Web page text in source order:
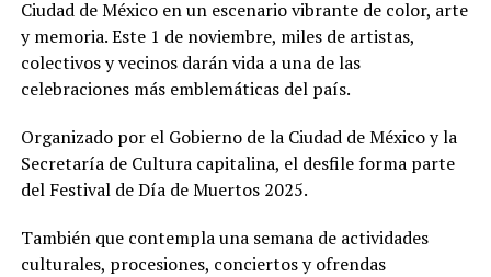
Ciudad de México en un escenario vibrante de color, arte
y memoria. Este 1 de noviembre, miles de artistas,
colectivos y vecinos darán vida a una de las
celebraciones más emblemáticas del país.
Organizado por el Gobierno de la Ciudad de México y la
Secretaría de Cultura capitalina, el desfile forma parte
del Festival de Día de Muertos 2025.
También que contempla una semana de actividades
culturales, procesiones, conciertos y ofrendas